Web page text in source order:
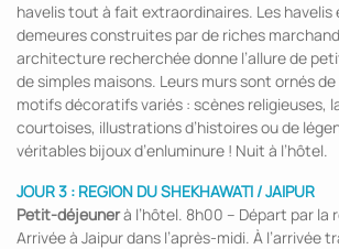
havelis tout à fait extraordinaires. Les
demeures construites par de riches
architecture recherchée donne l’allure de
de simples maisons. Leurs murs sont ornés
motifs décoratifs variés : scènes religieuses,
courtoises, illustrations d’histoires ou de
véritables bijoux d’enluminure ! Nuit à l’hôtel.
JOUR 3 : REGION DU SHEKHAWATI / JAIPUR
Petit-déjeunerà l’hôtel. 8h00 – Départ par la
Arrivée à Jaipur dans l’après-midi. À l’arrivée